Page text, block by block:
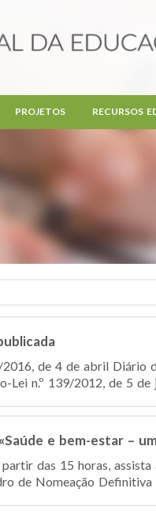
PROJETOS RECURSOS
2016, de 4 de abril Diário
Lei n.º 139/2012, de 5
e bem-estar –
das 15 horas,
de Nomeação